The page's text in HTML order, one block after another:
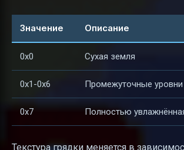
Значение Описание
0x0 Сухая земля
0x1-0x6 Промежуточные
0x7 Полностью
Текстура грядки меняется в